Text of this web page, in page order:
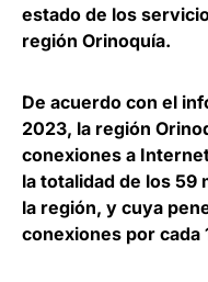
estado de los
región Orinoquía.
De acuerdo con el
2023, la región
conexiones a
la totalidad de los 59
la región, y cuya
conexiones por cada